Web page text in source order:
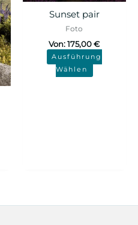
Sunset pair
Foto
Von:175,00€
Ausführung
Wählen